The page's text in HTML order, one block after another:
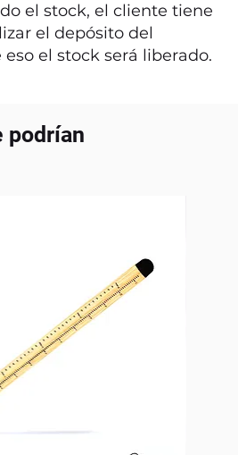
el stock, el cliente tiene
el depósito del
el stock será liberado.
podrían